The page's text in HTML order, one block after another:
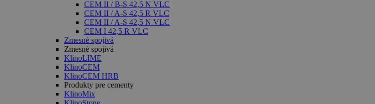
CEM II / B-S 42,5 N VLC
CEM II / A-S 42,5 R VLC
CEM II / A-S 42,5 N VLC
CEM I 42,5 R VLC
Zmesné spojivá
Zmesné spojivá
KlinoLIME
KlinoCEM
KlinoCEM HRB
Produkty pre cementy
KlinoMix